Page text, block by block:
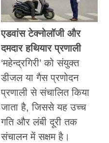
एडवांस टेक्नोलॉजी और
दमदार हथियार प्रणाली
‘महेन्द्रगिरी’ को संयुक्त
डीजल या गैस प्रणोदन
प्रणाली से संचालित किया
जाता है, जिससे यह उच्च
गति और लंबी दूरी तक
संचालन में सक्षम है।